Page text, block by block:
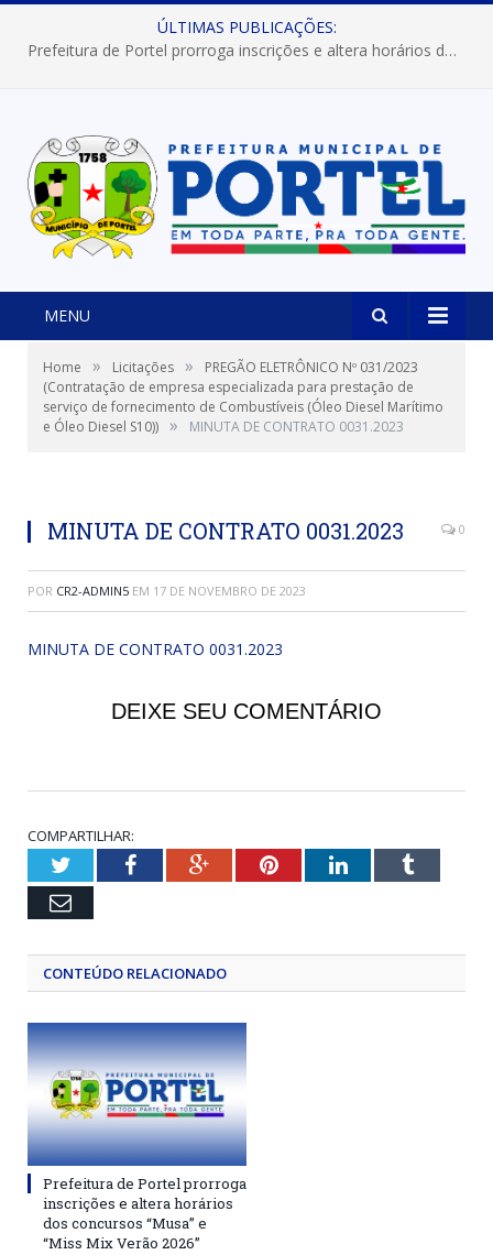
ÚLTIMAS PUBLICAÇÕES:
Prefeitura de Portel prorroga inscrições e altera horários dos concursos “Musa” e “Miss Mix Verão 2026”
MENU
Home » Licitações »
PREGÃO ELETRÔNICO Nº 031/2023
(Contratação de empresa especializada para prestação de
serviço de fornecimento de Combustíveis (Óleo Diesel Marítimo
e Óleo Diesel S10)) » MINUTA DE CONTRATO 0031.2023
MINUTA DE CONTRATO 0031.2023 0
POR CR2-ADMIN5 EM 17 DE NOVEMBRO DE 2023
MINUTA DE CONTRATO 0031.2023
DEIXE SEU COMENTÁRIO
COMPARTILHAR:
TwitterFacebookGoogle+PinterestLinkedInTumblr
Email
CONTEÚDO RELACIONADO
Prefeitura de Portel prorroga
inscrições e altera horários
dos concursos “Musa” e
“Miss Mix Verão 2026”